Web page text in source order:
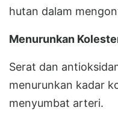
hutan dalam
Menurunkan
Serat dan
menurunkan kadar
menyumbat arteri.